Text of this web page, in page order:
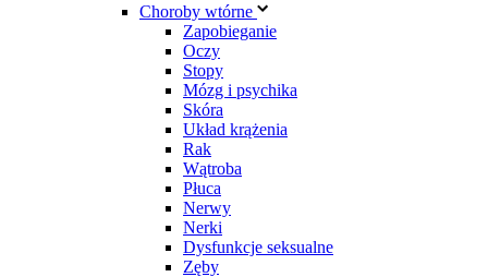
Choroby wtórne
Zapobieganie
Oczy
Stopy
Mózg i psychika
Skóra
Układ krążenia
Rak
Wątroba
Płuca
Nerwy
Nerki
Dysfunkcje seksualne
Zęby